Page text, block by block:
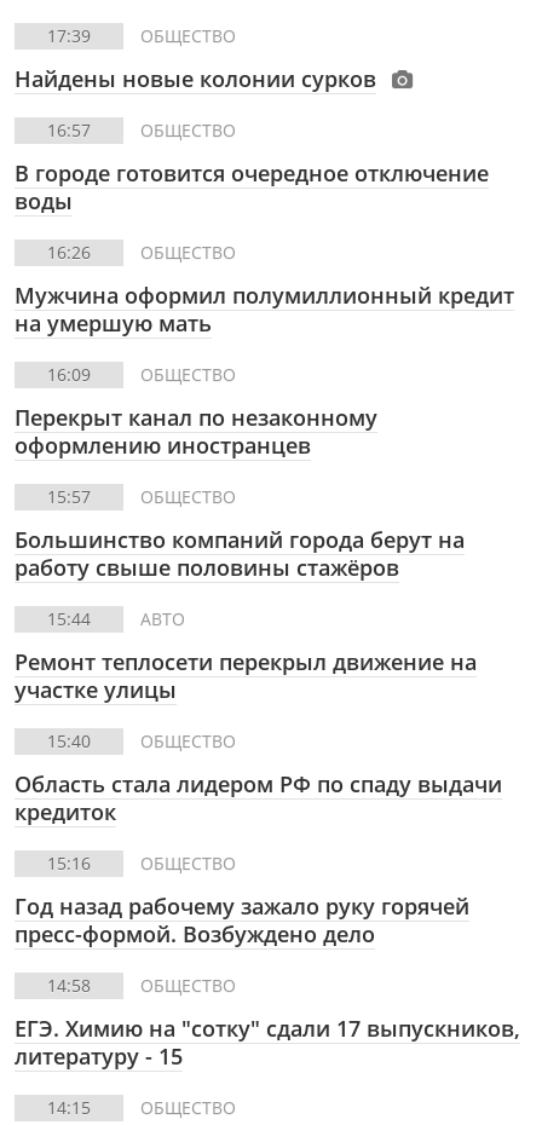
17:39 ОБЩЕСТВО
Найдены новые колонии сурков
16:57 ОБЩЕСТВО
В городе готовится очередное отключение
воды
16:26 ОБЩЕСТВО
Мужчина оформил полумиллионный кредит
на умершую мать
16:09 ОБЩЕСТВО
Перекрыт канал по незаконному
оформлению иностранцев
15:57 ОБЩЕСТВО
Большинство компаний города берут на
работу свыше половины стажёров
15:44 АВТО
Ремонт теплосети перекрыл движение на
участке улицы
15:40 ОБЩЕСТВО
Область стала лидером РФ по спаду выдачи
кредиток
15:16 ОБЩЕСТВО
Год назад рабочему зажало руку горячей
пресс-формой. Возбуждено дело
14:58 ОБЩЕСТВО
ЕГЭ. Химию на "сотку" сдали 17 выпускников,
литературу - 15
14:15 ОБЩЕСТВО